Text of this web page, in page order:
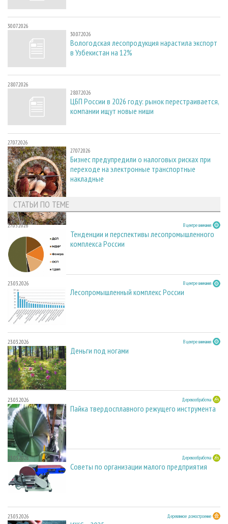
30.07.2026
30.07.2026
Вологодская лесопродукция нарастила экспорт
в Узбекистан на 12%
28.07.2026
28.07.2026
ЦБП России в 2026 году: рынок перестраивается,
компании ищут новые ниши
27.07.2026
27.07.2026
Бизнес предупредили о налоговых рисках при
переходе на электронные транспортные
накладные
СТАТЬИ ПО ТЕМЕ
27.05.2026 В центре внимания
Тенденции и перспективы лесопромышленного
комплекса России
23.03.2026 В центре внимания
Лесопромышленный комплекс России
23.03.2026 В центре внимания
Деньги под ногами
23.03.2026 Деревообработка
Пайка твердосплавного режущего инструмента
23.03.2026 Деревообработка
Советы по организации малого предприятия
23.03.2026 Деревянное домостроение